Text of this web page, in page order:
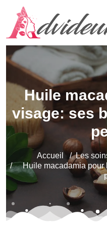
Huile
visage: ses
Accueil
Les
Huile macadamia pour